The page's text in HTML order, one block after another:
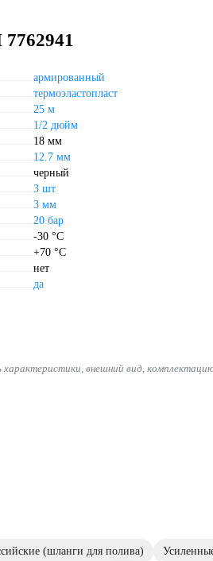
армированный
термоэластопласт
25 м
1/2 дюйм
18 мм
12.7 мм
черный
3 шт
3 мм
20 бар
-30 °С
+70 °С
нет
да
внешний вид,
(шланги для полива)